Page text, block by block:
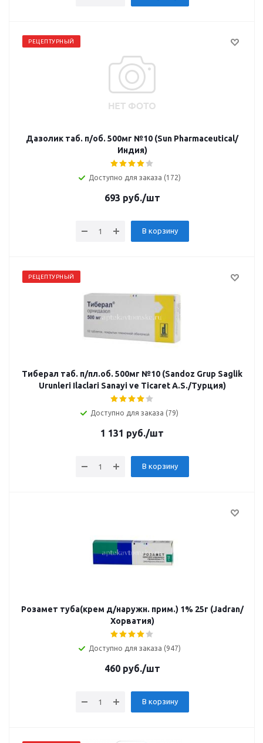
РЕЦЕПТУРНЫЙ
Дазолик таб. п/об. 500мг №10 (Sun Pharmaceutical/
Индия)
Доступно для заказа (172)
693 руб./шт
В корзину
РЕЦЕПТУРНЫЙ
Тиберал таб. п/пл.об. 500мг №10 (Sandoz Grup Saglik
Urunleri Ilaclari Sanayi ve Ticaret A.S./Турция)
Доступно для заказа (79)
1 131 руб./шт
В корзину
Розамет туба(крем д/наружн. прим.) 1% 25г (Jadran/
Хорватия)
Доступно для заказа (947)
460руб./шт
В корзину